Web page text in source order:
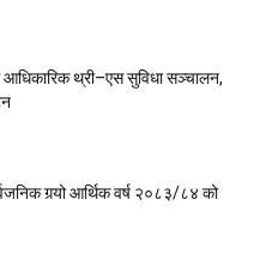
आधिकारिक थ्री–एस सुविधा सञ्चालन,
गर्‍यो आर्थिक वर्ष २०८३/८४ को